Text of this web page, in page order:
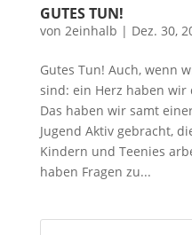
GUTES TUN!
von 2einhalb | Dez. 30,
Gutes Tun! Auch, wenn
sind: ein Herz haben wir
Das haben wir samt
Jugend Aktiv gebracht,
Kindern und Teenies
haben Fragen zu...